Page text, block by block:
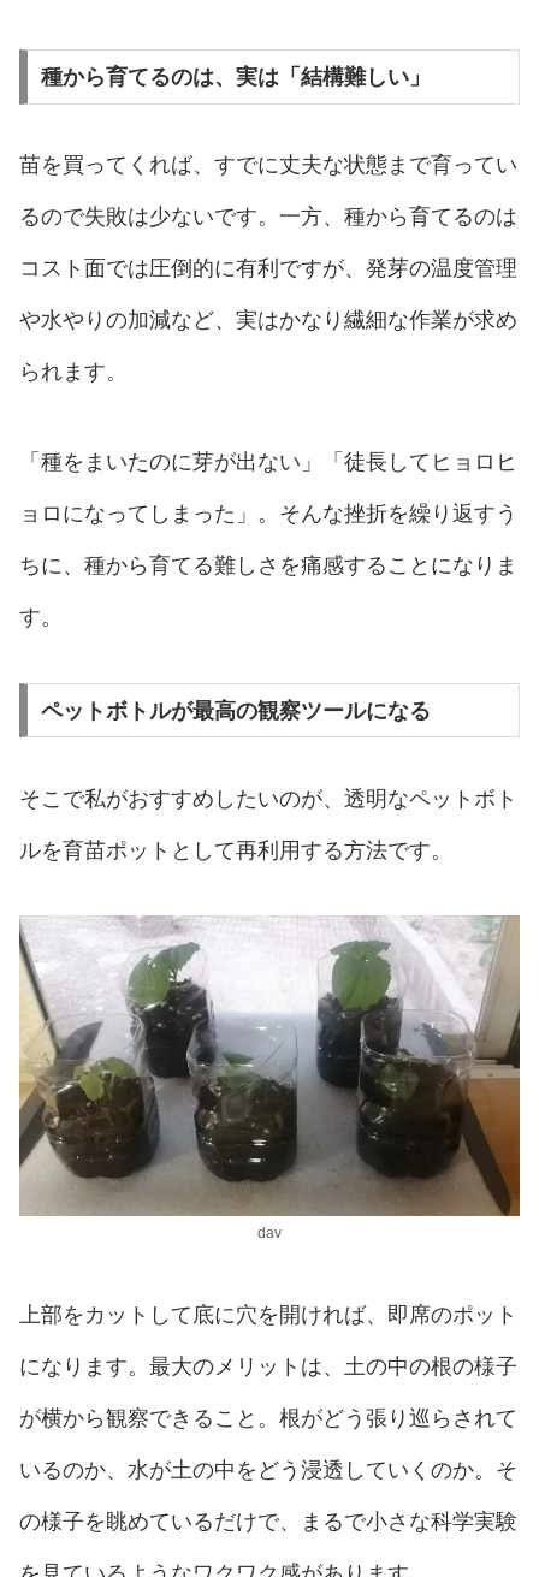
種から育てるのは、実は「結構難しい」
苗を買ってくれば、すでに丈夫な状態まで育ってい
るので失敗は少ないです。一方、種から育てるのは
コスト面では圧倒的に有利ですが、発芽の温度管理
や水やりの加減など、実はかなり繊細な作業が求め
られます。
「種をまいたのに芽が出ない」「徒長してヒョロヒ
ョロになってしまった」。そんな挫折を繰り返すう
ちに、種から育てる難しさを痛感することになりま
す。
ペットボトルが最高の観察ツールになる
そこで私がおすすめしたいのが、透明なペットボト
ルを育苗ポットとして再利用する方法です。
dav
上部をカットして底に穴を開ければ、即席のポット
になります。最大のメリットは、土の中の根の様子
が横から観察できること。根がどう張り巡らされて
いるのか、水が土の中をどう浸透していくのか。そ
の様子を眺めているだけで、まるで小さな科学実験